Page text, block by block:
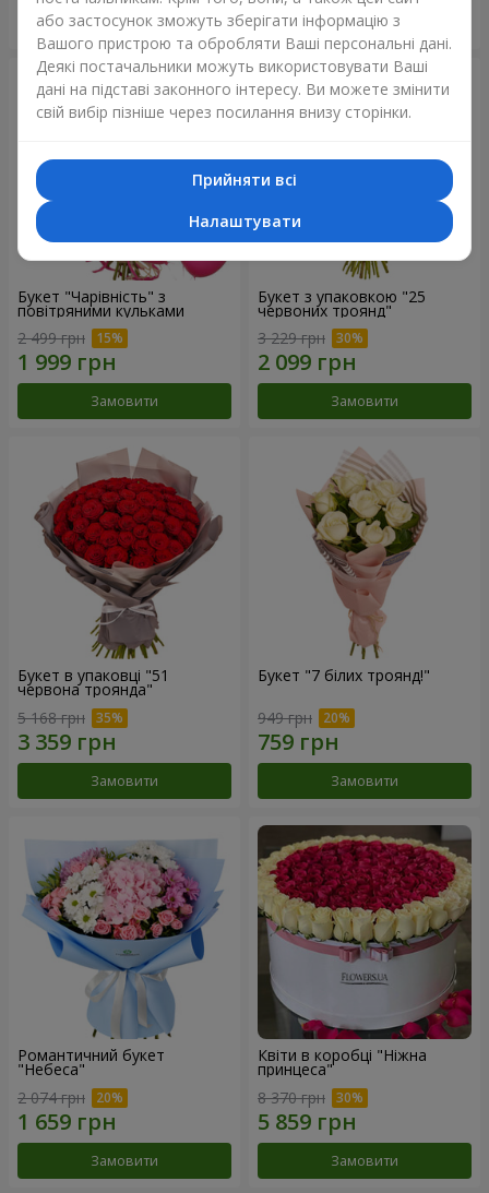
Замовити Замовити
Букет "Чарівність" з
повітряними кульками
2 499 грн
Замовити
Букет з упаковкою "25
червоних троянд"
3 229 грн
Замовити
Букет в упаковці "51
червона троянда"
5 168 грн
Замовити
Букет "7 білих троянд!"
949 грн
Замовити
Романтичний букет
"Небеса"
2 074 грн
Замовити
Квіти в коробці "Ніжна
принцеса"
8 370 грн
Замовити
або застосунок зможуть зберігати інформацію з
Вашого пристрою та обробляти Ваші персональні дані.
Деякі постачальники можуть використовувати Ваші
дані на підставі законного інтересу. Ви можете змінити
свій вибір пізніше через посилання внизу сторінки.
Прийняти всі
Налаштувати